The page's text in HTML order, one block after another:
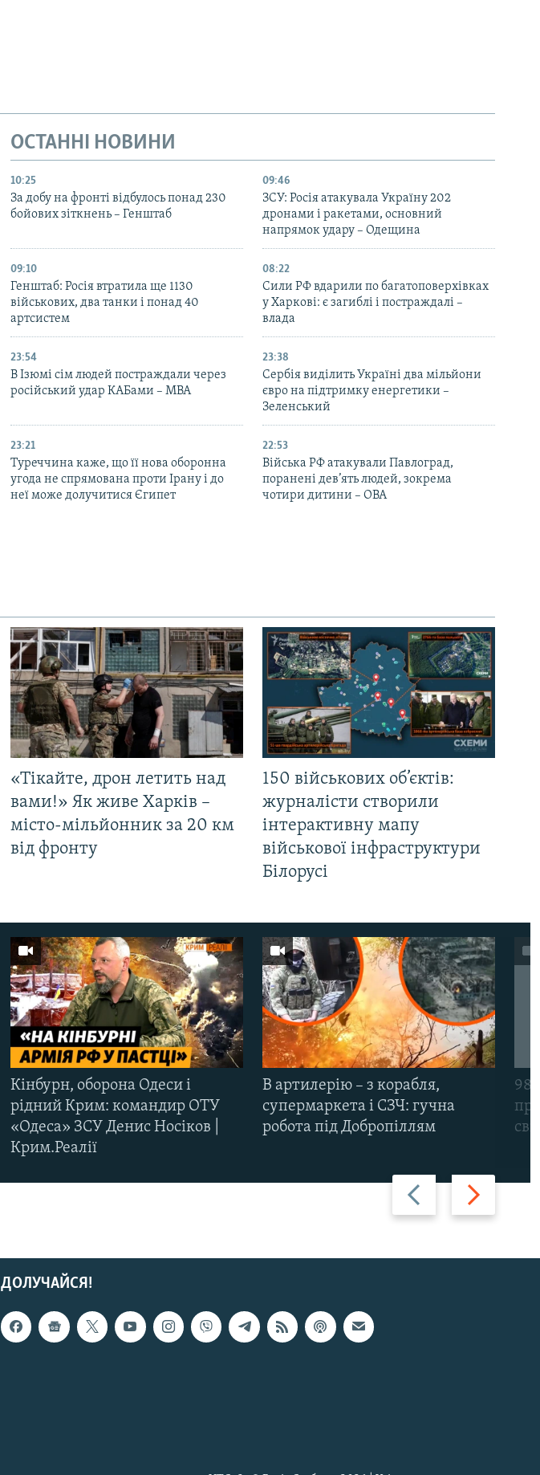
ОСТАННІ НОВИНИ
10:25
За добу на фронті відбулось понад 230
бойових зіткнень – Генштаб
09:46
ЗСУ: Росія атакувала Україну 202
дронами і ракетами, основний
напрямок удару – Одещина
09:10
Генштаб: Росія втратила ще 1130
військових, два танки і понад 40
артсистем
08:22
Сили РФ вдарили по багатоповерхівках
у Харкові: є загиблі і постраждалі –
влада
23:54
В Ізюмі сім людей постраждали через
російський удар КАБами – МВА
23:38
Сербія виділить Україні два мільйони
євро на підтримку енергетики –
Зеленський
23:21
Туреччина каже, що її нова оборонна
угода не спрямована проти Ірану і до
неї може долучитися Єгипет
22:53
Війська РФ атакували Павлоград,
поранені дев’ять людей, зокрема
чотири дитини – ОВА
«Тікайте, дрон летить над
вами!» Як живе Харків –
місто-мільйонник за 20 км
від фронту
150 військових об’єктів:
журналісти створили
інтерактивну мапу
військової інфраструктури
Білорусі
Назад Вперед
Кінбурн, оборона Одеси і
рідний Крим: командир ОТУ
«Одеса» ЗСУ Денис Носіков |
Крим.Реалії
В артилерію – з корабля,
супермаркета і СЗЧ: гучна
робота під Добропіллям
98-
ДОЛУЧАЙСЯ!